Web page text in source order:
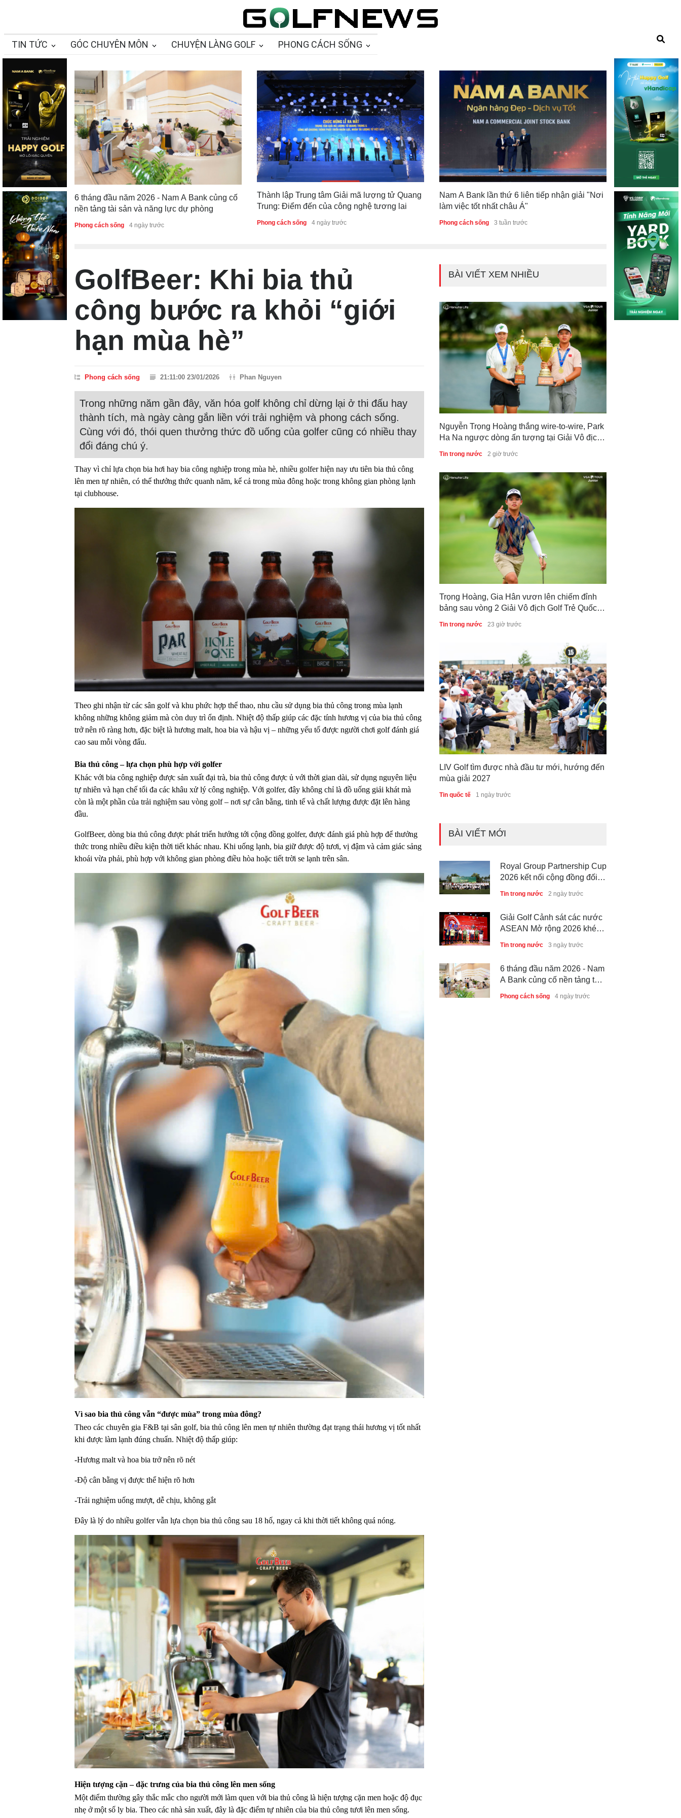
TIN TỨC GÓC CHUYÊN MÔN CHUYỆN LÀNG GOLF PHONG CÁCH SỐNG
6 tháng đầu năm 2026 - Nam A Bank củng cố
nền tảng tài sản và năng lực dự phòng
Phong cách sống 4 ngày trước
Thành lập Trung tâm Giải mã lượng tử Quang
Trung: Điểm đến của công nghệ tương lai
Phong cách sống 4 ngày trước
Nam A Bank lần thứ 6 liên tiếp nhận giải "Nơi
làm việc tốt nhất châu Á"
Phong cách sống 3 tuần trước
Nam A Bank hoàn thành
lệ an toàn vốn theo Basel III
Phong cách sống 3 tuần trước
GolfBeer: Khi bia thủ
công bước ra khỏi “giới
hạn mùa hè”
Phong cách sống 21:11:00 23/01/2026 Phan Nguyen
Trong những năm gần đây, văn hóa golf không chỉ dừng lại ở thi đấu hay
thành tích, mà ngày càng gắn liền với trải nghiệm và phong cách sống.
Cùng với đó, thói quen thưởng thức đồ uống của golfer cũng có nhiều thay
đổi đáng chú ý.
Thay vì chỉ lựa chọn bia hơi hay bia công nghiệp trong mùa hè, nhiều golfer hiện nay ưu tiên bia thủ công
lên men tự nhiên, có thể thưởng thức quanh năm, kể cả trong mùa đông hoặc trong không gian phòng lạnh
tại clubhouse.
Theo ghi nhận từ các sân golf và khu phức hợp thể thao, nhu cầu sử dụng bia thủ công trong mùa lạnh
không những không giảm mà còn duy trì ổn định. Nhiệt độ thấp giúp các đặc tính hương vị của bia thủ công
trở nên rõ ràng hơn, đặc biệt là hương malt, hoa bia và hậu vị – những yếu tố được người chơi golf đánh giá
cao sau mỗi vòng đấu.
Bia thủ công – lựa chọn phù hợp với golfer
Khác với bia công nghiệp được sản xuất đại trà, bia thủ công được ủ với thời gian dài, sử dụng nguyên liệu
tự nhiên và hạn chế tối đa các khâu xử lý công nghiệp. Với golfer, đây không chỉ là đồ uống giải khát mà
còn là một phần của trải nghiệm sau vòng golf – nơi sự cân bằng, tinh tế và chất lượng được đặt lên hàng
đầu.
GolfBeer, dòng bia thủ công được phát triển hướng tới cộng đồng golfer, được đánh giá phù hợp để thưởng
thức trong nhiều điều kiện thời tiết khác nhau. Khi uống lạnh, bia giữ được độ tươi, vị đậm và cảm giác sảng
khoái vừa phải, phù hợp với không gian phòng điều hòa hoặc tiết trời se lạnh trên sân.
Vì sao bia thủ công vẫn “được mùa” trong mùa đông?
Theo các chuyên gia F&B tại sân golf, bia thủ công lên men tự nhiên thường đạt trạng thái hương vị tốt nhất
khi được làm lạnh đúng chuẩn. Nhiệt độ thấp giúp:
-Hương malt và hoa bia trở nên rõ nét
-Độ cân bằng vị được thể hiện rõ hơn
-Trải nghiệm uống mượt, dễ chịu, không gắt
Đây là lý do nhiều golfer vẫn lựa chọn bia thủ công sau 18 hố, ngay cả khi thời tiết không quá nóng.
Hiện tượng cặn – đặc trưng của bia thủ công lên men sống
Một điểm thường gây thắc mắc cho người mới làm quen với bia thủ công là hiện tượng cặn men hoặc độ đục
nhẹ ở một số ly bia. Theo các nhà sản xuất, đây là đặc điểm tự nhiên của bia thủ công tươi lên men sống.
BÀI VIẾT XEM NHIỀU
Nguyễn Trọng Hoàng thắng wire-to-wire, Park
Ha Na ngược dòng ấn tượng tại Giải Vô địch
Tin trong nước 2 giờ trước
Trọng Hoàng, Gia Hân vươn lên chiếm đỉnh
bảng sau vòng 2 Giải Vô địch Golf Trẻ Quốc
Tin trong nước 23 giờ trước
LIV Golf tìm được nhà đầu tư mới, hướng đến
mùa giải 2027
Tin quốc tế 1 ngày trước
BÀI VIẾT MỚI
2026 kết nối cộng đồng đối
tác tại Royal Long An Golf &
Country Club
Tin trong nước 2 ngày trước
ASEAN Mở rộng 2026 khép
lại thành công, thúc đẩy giao
lưu và hợp tác quốc tế
Tin trong nước 3 ngày trước
A Bank củng cố nền tảng tài
sản và năng lực dự phòng
Phong cách sống 4 ngày trước